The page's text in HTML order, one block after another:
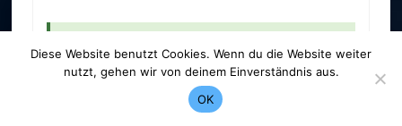
Der Mietwagen Preisvergleich
MietwagenPRO
bietet mit seiner Gutscheinseite auf alle
Angebote einen 5% Cashback Rabatt an. Wer
also seine Buchung über diesen Preisvergleich
Diese Website benutzt Cookies. Wenn du die Website weiter
nutzt, gehen wir von deinem Einverständnis aus.
OK